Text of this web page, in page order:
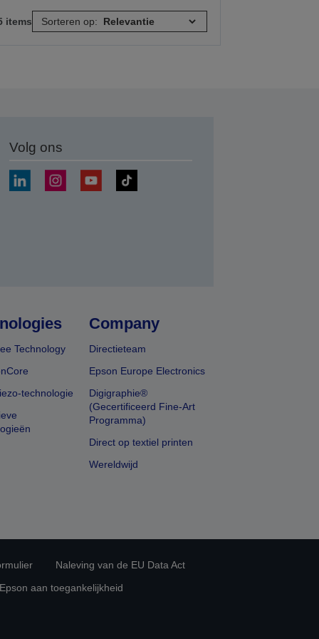
items Sorteren op:
Volg ons
Technology
technologie
Company
Directieteam
Epson Europe Electronics
Digigraphie®
(Gecertificeerd Fine-Art
Programma)
Direct op textiel printen
Wereldwijd
Naleving van de EU Data Act
aan toegankelijkheid